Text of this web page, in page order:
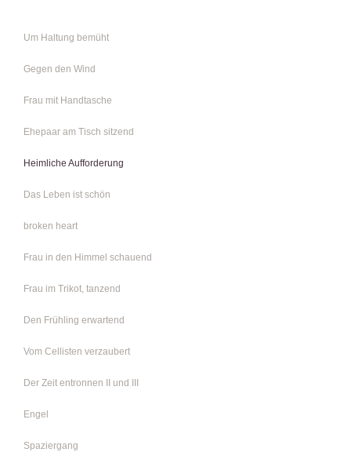
Um Haltung bemüht
Gegen den Wind
Frau mit Handtasche
Ehepaar am Tisch sitzend
Heimliche Aufforderung
Das Leben ist schön
broken heart
Frau in den Himmel schauend
Frau im Trikot, tanzend
Den Frühling erwartend
Vom Cellisten verzaubert
Der Zeit entronnen II und III
Engel
Spaziergang